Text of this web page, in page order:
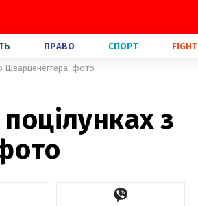
ПРАВО СПОРТ FIGHT
Шварценеггера: фото
з